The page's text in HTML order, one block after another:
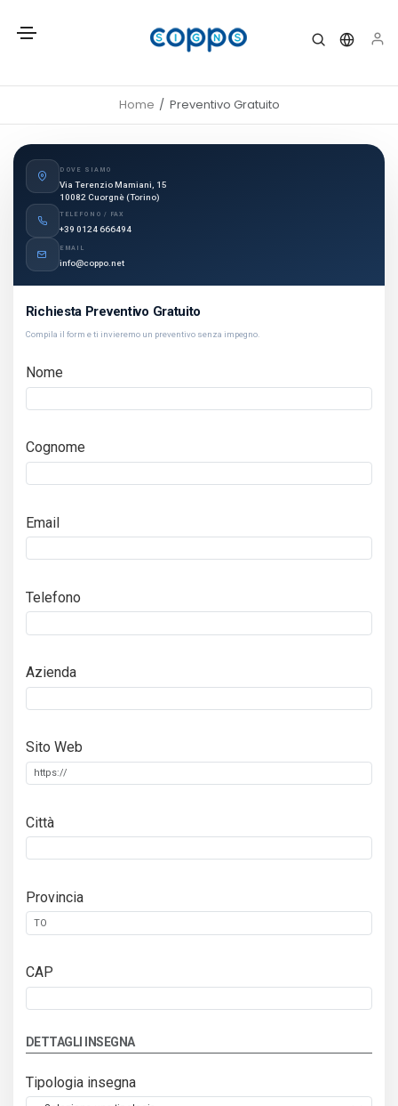
Home Preventivo Gratuito
DOVE SIAMO
Via Terenzio Mamiani, 15
10082 Cuorgnè (Torino)
TELEFONO / FAX
+39 0124 666494
EMAIL
info@coppo.net
Richiesta Preventivo Gratuito
Compila il form e ti invieremo un preventivo senza impegno.
Nome
Cognome
Email
Telefono
Azienda
Sito Web
Città
Provincia
CAP
DETTAGLI INSEGNA
Tipologia insegna